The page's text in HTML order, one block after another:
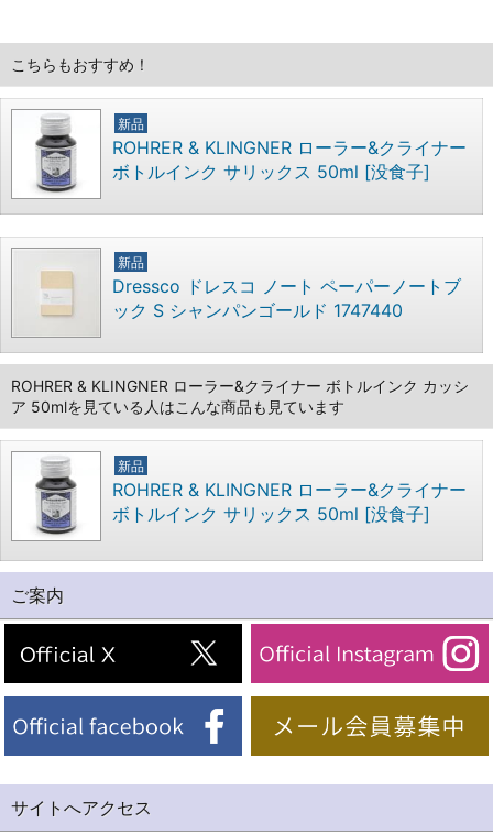
こちらもおすすめ！
新品
ROHRER & KLINGNER ローラー&クライナー
ボトルインク サリックス 50ml [没食子]
新品
Dressco ドレスコ ノート ペーパーノートブ
ック S シャンパンゴールド 1747440
ROHRER & KLINGNER ローラー&クライナー ボトルインク カッシ
ア 50mlを見ている人はこんな商品も見ています
新品
ROHRER & KLINGNER ローラー&クライナー
ボトルインク サリックス 50ml [没食子]
ご案内
サイトへアクセス